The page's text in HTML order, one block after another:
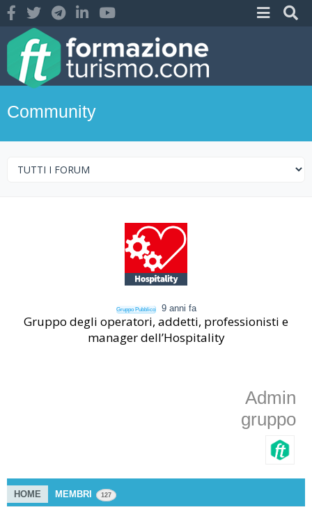
Community
Gruppo Pubblico 9 anni fa
Gruppo degli operatori, addetti, professionisti e
manager dell’Hospitality
Admin
gruppo
HOME MEMBRI 127